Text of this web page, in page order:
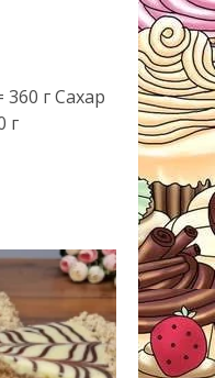
г Сахар
г